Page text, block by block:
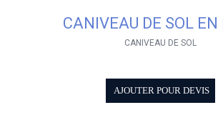
CANIVEAU DE SOL EN
CANIVEAU DE SOL
AJOUTER POUR DEVIS